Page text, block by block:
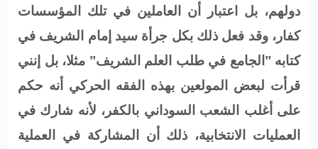
دولهم، بل اعتبار أن العاملين في تلك المؤسسات
كفار، وقد فعل ذلك بكل جرأة سيد إمام الشريف في
كتابه "الجامع في طلب العلم الشريف" مثلا، بل إنني
قرأت لبعض المولعين بهذه الفقه الحركي أنه حكم
على أغلب الشعب السوداني بالكفر، لأنه شارك في
العمليات الانتخابية، ذلك أن المشاركة في العملية